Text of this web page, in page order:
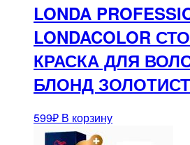
LONDA
LONDACOLOR
КРАСКА ДЛЯ
БЛОНД
599₽ В корзину